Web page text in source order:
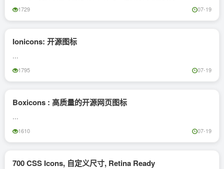
1729 07-19
Ionicons: 开源图标
...
1795 07-19
Boxicons : 高质量的开源网页图标
...
1610 07-19
700 CSS Icons, 自定义尺寸, Retina Ready